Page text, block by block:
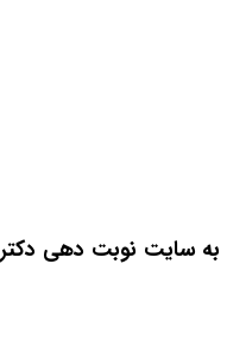
به سایت نوبت دهی دکتر